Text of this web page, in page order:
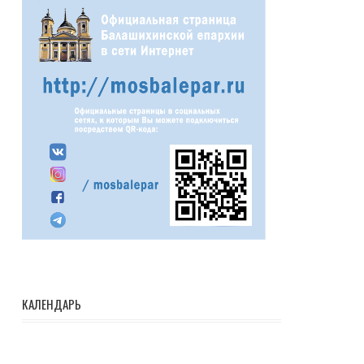
КАЛЕНДАРЬ